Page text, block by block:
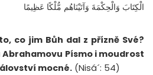
الْكِتَابَ وَالْحِكْمَةَ وَآتَيْنَاهُم مُّلْكًا عَظِيمًا
co jim Bůh dal z přízně Své?
Písmo i moudrost
mocné. (Nisá´: 54)